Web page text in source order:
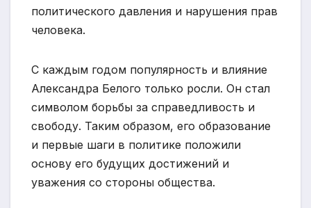
политического давления и нарушения прав
человека.
С каждым годом популярность и влияние
Александра Белого только росли. Он стал
символом борьбы за справедливость и
свободу. Таким образом, его образование
и первые шаги в политике положили
основу его будущих достижений и
уважения со стороны общества.